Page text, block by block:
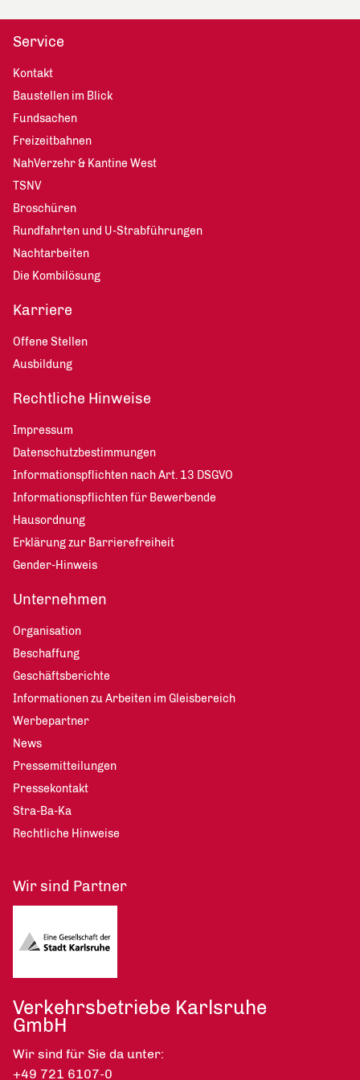
Service
Kontakt
Baustellen im Blick
Fundsachen
Freizeitbahnen
NahVerzehr & Kantine West
TSNV
Broschüren
Rundfahrten und U-Strabführungen
Nachtarbeiten
Die Kombilösung
Karriere
Offene Stellen
Ausbildung
Rechtliche Hinweise
Impressum
Datenschutzbestimmungen
Informationspflichten nach Art. 13 DSGVO
Informationspflichten für Bewerbende
Hausordnung
Erklärung zur Barrierefreiheit
Gender-Hinweis
Unternehmen
Organisation
Beschaffung
Geschäftsberichte
Informationen zu Arbeiten im Gleisbereich
Werbepartner
News
Pressemitteilungen
Pressekontakt
Stra-Ba-Ka
Rechtliche Hinweise
Wir sind Partner
Verkehrsbetriebe Karlsruhe
GmbH
Wir sind für Sie da unter:
+49 721 6107-0